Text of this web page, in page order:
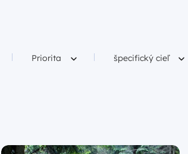
Filtruj według
Priorita Filtruj według
špecifický cieľ